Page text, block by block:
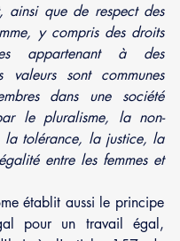
ainsi que de respect des
y compris des droits
appartenant à des
valeurs sont communes
dans une société
le pluralisme, la non-
la tolérance, la justice, la
entre les femmes et
établit aussi le principe
pour un travail égal,